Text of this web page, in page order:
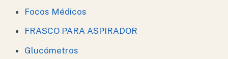
Focos Médicos
FRASCO PARA ASPIRADOR
Glucómetros